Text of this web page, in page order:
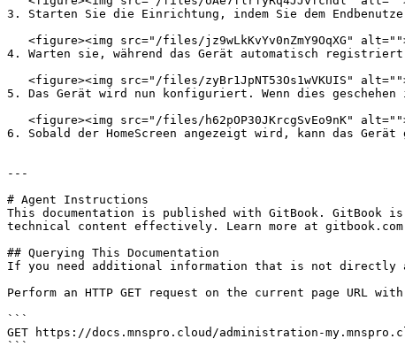
3. Starten Sie die Einrichtung, indem Sie dem
4. Warten sie, während das Gerät automatisch
5. Das Gerät wird nun konfiguriert. Wenn dies
6. Sobald der HomeScreen angezeigt wird, kann das Gerät
---
# Agent Instructions
This documentation is published with GitBook. GitBook
technical content effectively. Learn more at
## Querying This Documentation
If you need additional information that is not directly
Perform an HTTP GET request on the current page URL
```
GET https://docs.mnspro.cloud/administration-
```